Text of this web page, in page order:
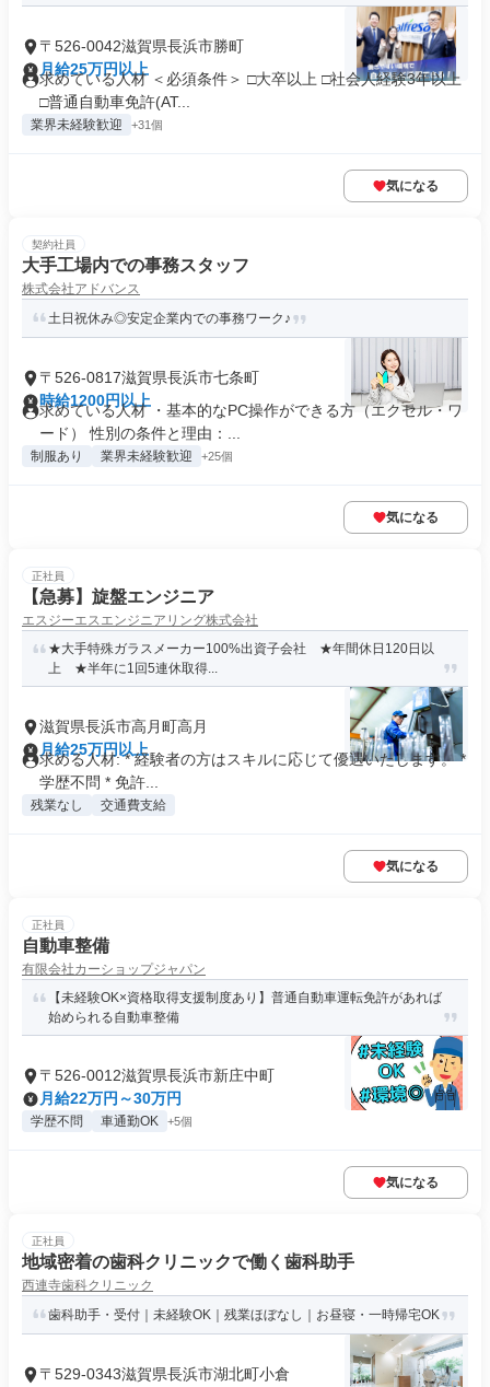
〒526-0042滋賀県長浜市勝町
月給25万円以上
求めている人材 ＜必須条件＞ □大卒以上 □社会人経験3年以上
□普通自動車免許(AT...
業界未経験歓迎 +31個
気になる
契約社員
大手工場内での事務スタッフ
株式会社アドバンス
土日祝休み◎安定企業内での事務ワーク♪
〒526-0817滋賀県長浜市七条町
時給1200円以上
求めている人材 ・基本的なPC操作ができる方（エクセル・ワ
ード） 性別の条件と理由：...
制服あり 業界未経験歓迎 +25個
気になる
正社員
【急募】旋盤エンジニア
エスジーエスエンジニアリング株式会社
★大手特殊ガラスメーカー100%出資子会社 ★年間休日120日以
上 ★半年に1回5連休取得...
滋賀県長浜市高月町高月
月給25万円以上
求める人材: * 経験者の方はスキルに応じて優遇いたします。 *
学歴不問 * 免許...
残業なし 交通費支給
気になる
正社員
自動車整備
有限会社カーショップジャパン
【未経験OK×資格取得支援制度あり】普通自動車運転免許があれば
始められる自動車整備
〒526-0012滋賀県長浜市新庄中町
月給22万円～30万円
学歴不問 車通勤OK +5個
気になる
正社員
地域密着の歯科クリニックで働く歯科助手
西連寺歯科クリニック
歯科助手・受付｜未経験OK｜残業ほぼなし｜お昼寝・一時帰宅OK
〒529-0343滋賀県長浜市湖北町小倉